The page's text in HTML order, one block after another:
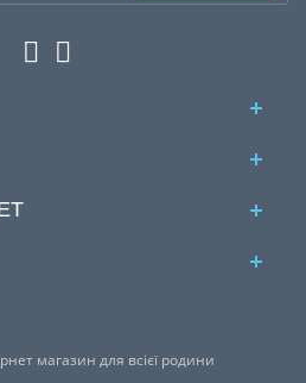
магазин для всієї родини